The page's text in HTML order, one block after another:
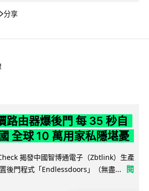
分享
路由器爆後門 每 35 秒自
全球 10 萬用家私隱堪憂
揭發中國智博通電子（Zbtlink）生產
後門程式「Endlessdoors」（無盡...
閱